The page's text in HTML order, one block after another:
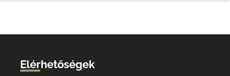
Elérhetőségek